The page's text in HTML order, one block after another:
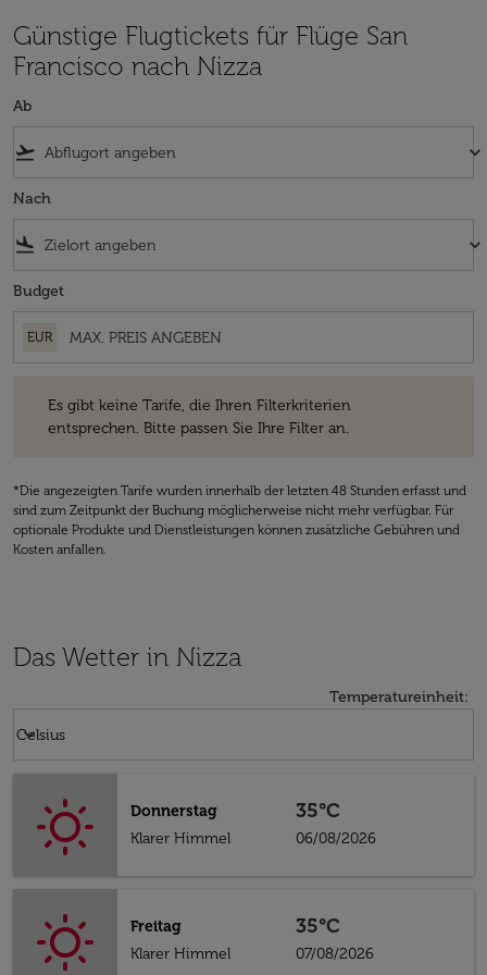
Günstige Flugtickets für Flüge San
Francisco nach Nizza
Ab
flight_takeoff keyboard_arrow_down
Nach
flight_land keyboard_arrow_down
Budget
EUR
Es gibt keine Tarife, die Ihren Filterkriterien
entsprechen. Bitte passen Sie Ihre Filter an.
*Die angezeigten Tarife wurden innerhalb der letzten 48 Stunden erfasst und
sind zum Zeitpunkt der Buchung möglicherweise nicht mehr verfügbar. Für
optionale Produkte und Dienstleistungen können zusätzliche Gebühren und
Kosten anfallen.
Das Wetter in Nizza
Temperatureinheit:
Celsius
keyboard_arrow_down
Donnerstag
Klarer Himmel
35°C
06/08/2026
Freitag
Klarer Himmel
35°C
07/08/2026